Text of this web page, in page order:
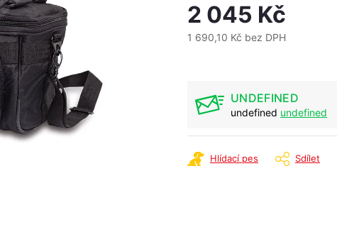
2 045 Kč
1 690,10 Kč bez DPH
UNDEFINED
undefined undefined
Hlídací pes Sdílet